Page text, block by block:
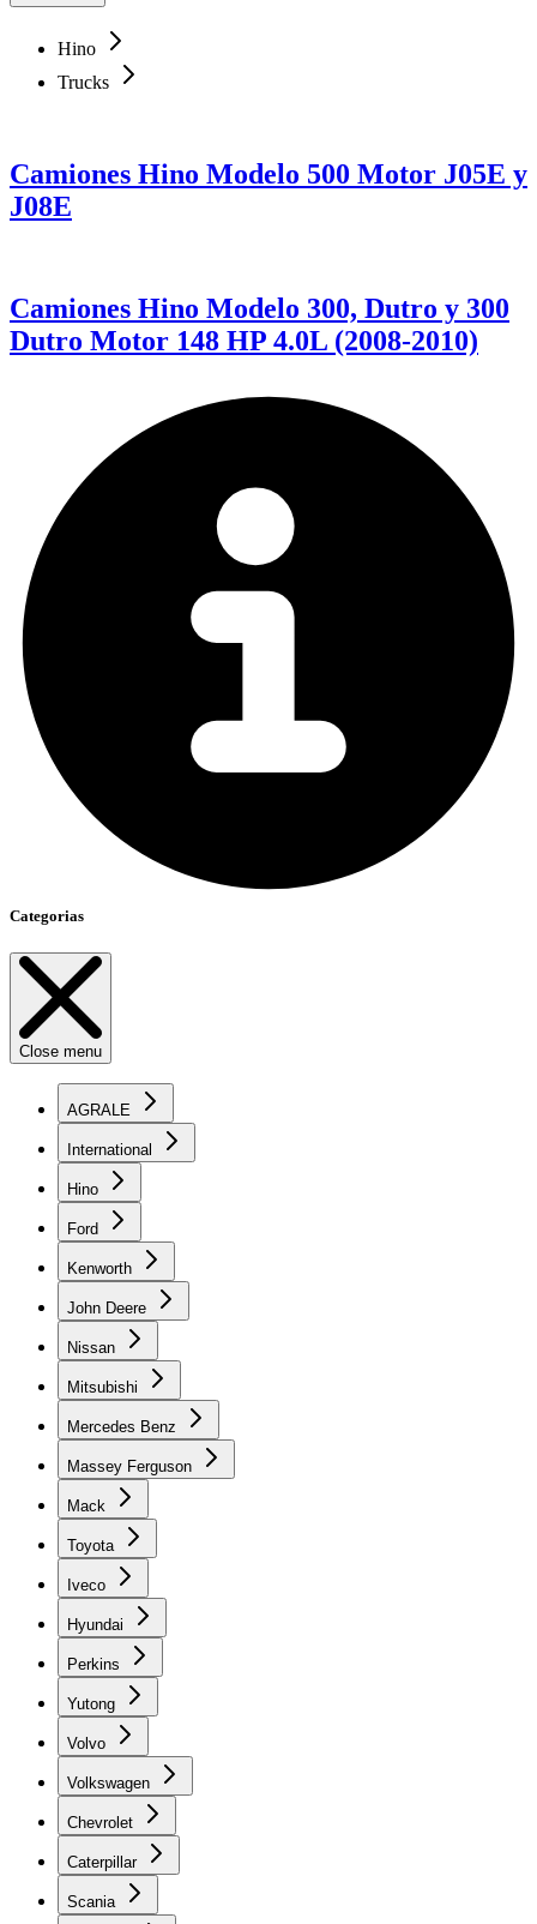
Hino
Trucks
Camiones Hino Modelo 500 Motor J05E y
J08E
Camiones Hino Modelo 300, Dutro y 300
Dutro Motor 148 HP 4.0L (2008-2010)
Categorias
Close menu
AGRALE
International
Hino
Ford
Kenworth
John Deere
Nissan
Mitsubishi
Mercedes Benz
Massey Ferguson
Mack
Toyota
Iveco
Hyundai
Perkins
Yutong
Volvo
Volkswagen
Chevrolet
Caterpillar
Scania